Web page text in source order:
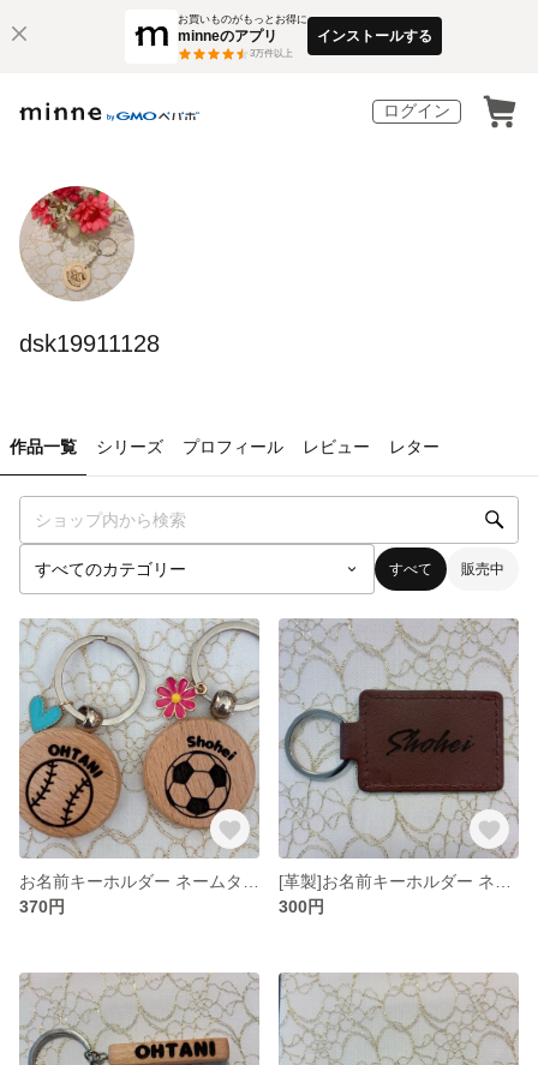
お買いものがもっとお得に
minneのアプリ
3万件以上
インストールする
ログイン
dsk19911128
作品一覧 シリーズ プロフィール レビュー レター
すべて 販売中
370円
300円